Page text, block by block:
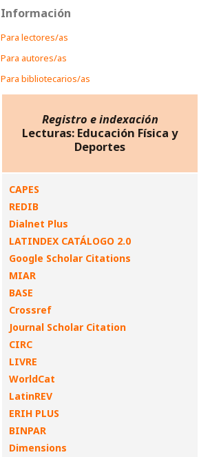
Información
Para lectores/as
Para autores/as
Para bibliotecarios/as
Registro e indexación
Lecturas: Educación Física y
Deportes
CAPES
REDIB
Dialnet Plus
LATINDEX CATÁLOGO 2.0
Google Scholar Citations
MIAR
BASE
Crossref
Journal Scholar Citation
CIRC
LIVRE
WorldCat
LatinREV
ERIH PLUS
BINPAR
Dimensions